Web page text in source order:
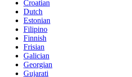
Croatian
Dutch
Estonian
Filipino
Finnish
Frisian
Galician
Georgian
Gujarati